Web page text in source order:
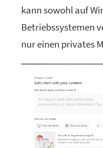
kann sowohl auf
Betriebssystemen
nur einen privates